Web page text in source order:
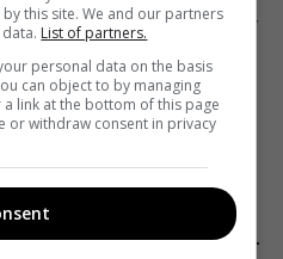
УКРАЇНСЬКИЙ ФІЛЬМ
2018 РОКУ
this site. We and our partners
List of partners.
personal data on the basis
can object to by managing
link at the bottom of this page
or withdraw consent in privacy